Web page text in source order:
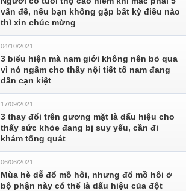
vấn đề, nếu bạn không gặp bất kỳ điều nào
thì xin chúc mừng
04/10/2021
3 biểu hiện mà nam giới không nên bỏ qua
vì nó ngầm cho thấy nội tiết tố nam đang
dần cạn kiệt
17/09/2021
3 thay đổi trên gương mặt là dấu hiệu cho
thấy sức khỏe đang bị suy yếu, cần đi
khám tổng quát
06/06/2021
Mùa hè dễ đổ mồ hôi, nhưng đổ mồ hôi ở
bộ phận này có thể là dấu hiệu của đột